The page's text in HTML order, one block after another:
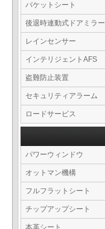
バケットシート
後退時連動式ドアミラー
レインセンサー
インテリジェントAFS
盗難防止装置
セキュリティアラーム
ロードサービス
パワーウィンドウ
オットマン機構
フルフラットシート
チップアップシート
本革シート